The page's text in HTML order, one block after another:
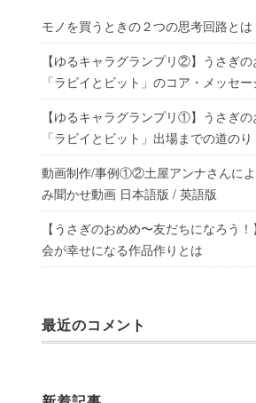
モノを買うときの２つの思考回路とは
【ゆるキャラグランプリ②】うさぎの
「ラビイとビット」のコア・メッセ
【ゆるキャラグランプリ①】うさぎの
「ラビイとビット」出場までの道のり
動画制作/事例①②土屋アンナさんに
み聞かせ動画 日本語版 / 英語版
【うさぎのおめめ〜友だちになろう
会が幸せになる作品作りとは
最近のコメント